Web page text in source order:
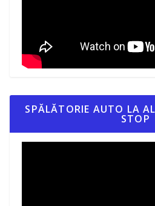
SPĂLĂTORIE AUTO LA
STOP